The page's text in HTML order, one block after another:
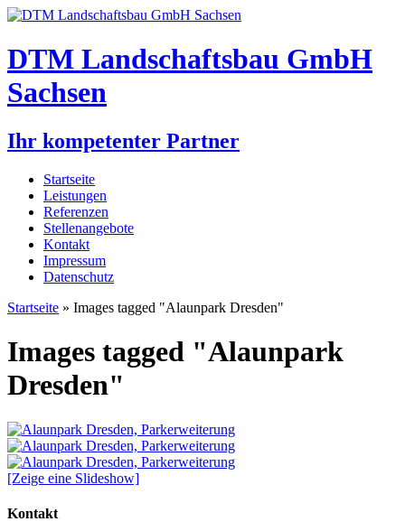
DTM Landschaftsbau GmbH
Sachsen
Ihr kompetenter Partner
Startseite
Leistungen
Referenzen
Stellenangebote
Kontakt
Impressum
Datenschutz
Startseite » Images tagged "Alaunpark Dresden"
Images tagged "Alaunpark
Dresden"
[Zeige eine Slideshow]
Kontakt